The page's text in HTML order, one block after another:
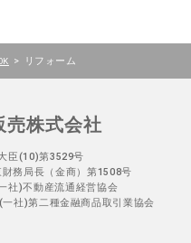
> リフォーム
売株式会社
臣(10)第3529号
務局長（金商）第1508号
社)不動産流通経営協会
社)第二種金融商品取引業協会